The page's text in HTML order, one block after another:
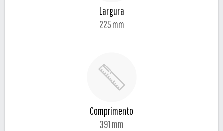
Largura
225 mm
Comprimento
391 mm